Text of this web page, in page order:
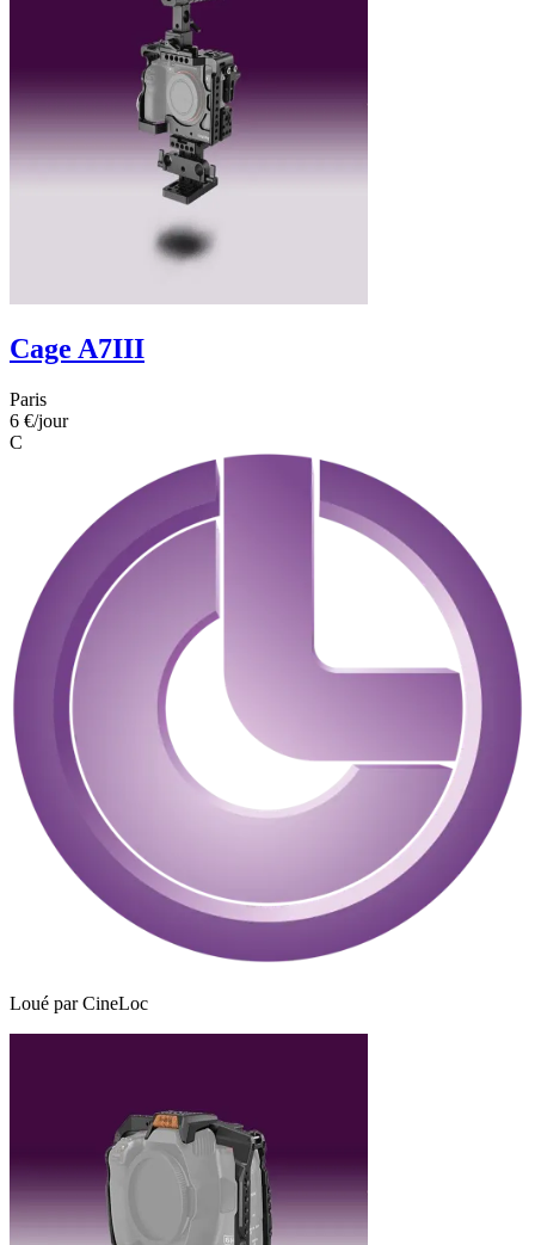
Cage A7III
Paris
6 €/jour
C
Loué parCineLoc